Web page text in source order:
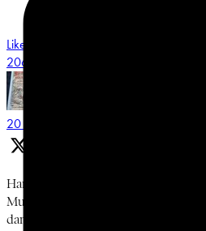
Like on Twitter 2068548487491551658
2068548487491551658
20 Jun
Hari keempat, Jumat, 19 Juni 2026.
Muhammadiyah, dan Islam
dan Ismail Hamadun. Terima kasih.